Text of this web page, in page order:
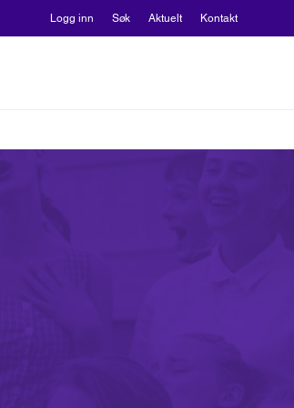
Logg inn Søk Aktuelt Kontakt